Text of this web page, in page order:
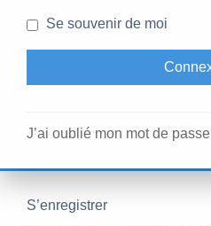
Se souvenir de moi
J’ai oublié mon mot de passe
S’enregistrer